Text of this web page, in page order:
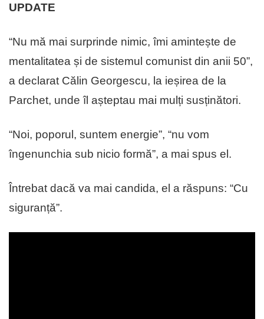
UPDATE
“Nu mă mai surprinde nimic, îmi amintește de
mentalitatea și de sistemul comunist din anii 50”,
a declarat Călin Georgescu, la ieșirea de la
Parchet, unde îl așteptau mai mulți susținători.
“Noi, poporul, suntem energie”, “nu vom
îngenunchia sub nicio formă”, a mai spus el.
Întrebat dacă va mai candida, el a răspuns: “Cu
siguranță”.